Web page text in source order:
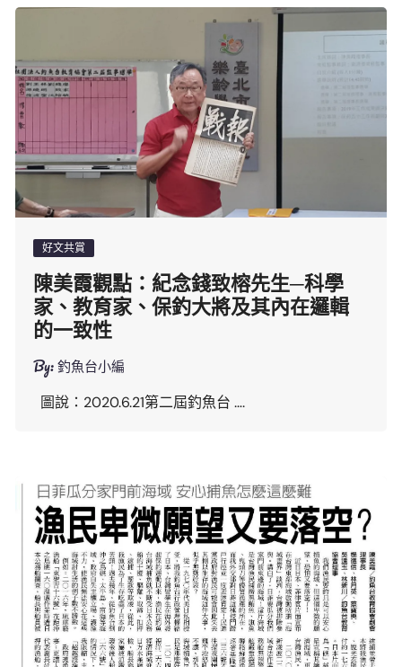
好文共賞
陳美霞觀點：紀念錢致榕先生─科學
家、教育家、保釣大將及其內在邏輯
的一致性
By:釣魚台小編
圖說：2020.6.21第二屆釣魚台 ….